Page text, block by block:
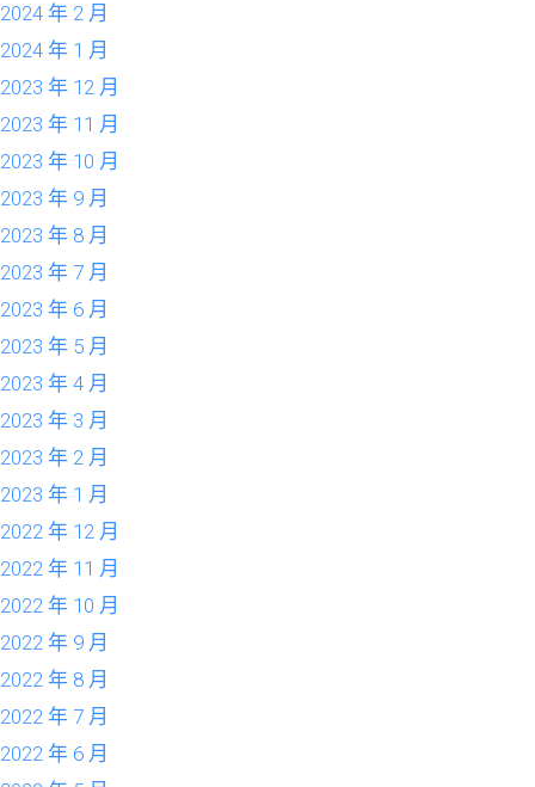
2024 年 2 月
2024 年 1 月
2023 年 12 月
2023 年 11 月
2023 年 10 月
2023 年 9 月
2023 年 8 月
2023 年 7 月
2023 年 6 月
2023 年 5 月
2023 年 4 月
2023 年 3 月
2023 年 2 月
2023 年 1 月
2022 年 12 月
2022 年 11 月
2022 年 10 月
2022 年 9 月
2022 年 8 月
2022 年 7 月
2022 年 6 月